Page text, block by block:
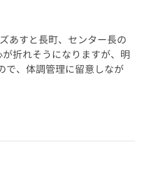
あすと長町、センター長の
折れそうになりますが、明
で、体調管理に留意しなが